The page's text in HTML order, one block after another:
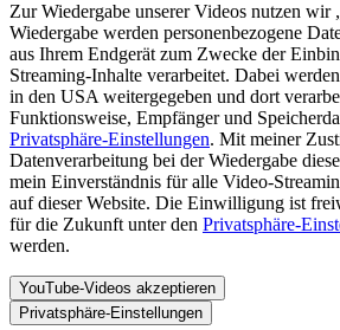
Zur Wiedergabe unserer Videos nutzen wir
Wiedergabe werden personenbezogene
aus Ihrem Endgerät zum Zwecke der
Streaming-Inhalte verarbeitet. Dabei
in den USA weitergegeben und dort
Funktionsweise, Empfänger und
Privatsphäre-Einstellungen. Mit meiner
Datenverarbeitung bei der Wiedergabe
mein Einverständnis für alle Video-
auf dieser Website. Die Einwilligung ist
für die Zukunft unter den Privatsphäre-
werden.
YouTube-Videos akzeptieren
Privatsphäre-Einstellungen